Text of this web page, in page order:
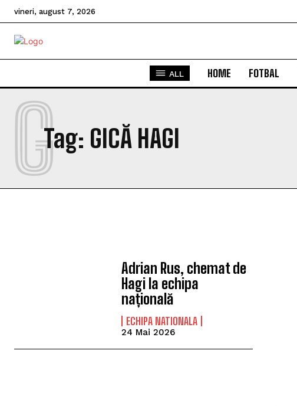
vineri, august 7, 2026
ALL HOME FOTBAL
Tag: GICĂ HAGI
G
Adrian Rus, chemat de
Hagi la echipa
națională
ECHIPA NATIONALA
24 Mai 2026